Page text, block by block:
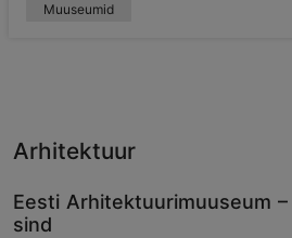
Muuseumid
Arhitektuur
Eesti Arhitektuurimuuseum
sind